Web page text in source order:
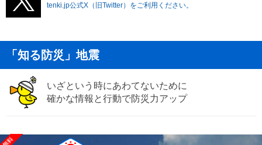
tenki.jp公式X（旧Twitter）をご利用ください。
「知る防災」地震
いざという時にあわてないために
確かな情報と行動で防災力アップ